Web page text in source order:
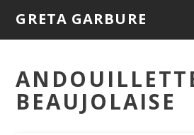
GRETA GARBURE
BEAUJOLAISE